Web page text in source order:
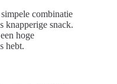
combinatie
knapperige snack.
hoge
hebt.